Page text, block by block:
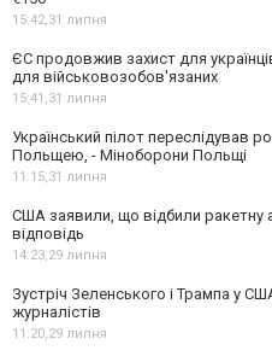
15:42,31 липня
ЄС продовжив захист для
для військовозобов'язаних
15:41,31 липня
Український пілот переслідував
Польщею, - Міноборони Польщі
11:15,31 липня
США заявили, що відбили ракетну
відповідь
14:23,29 липня
Зустріч Зеленського і Трампа у
журналістів
11:20,29 липня